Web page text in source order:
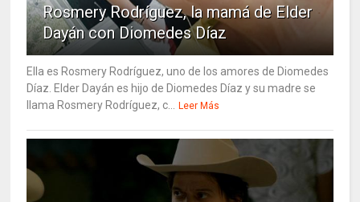
Rosmery Rodríguez, la mamá de Elder
Dayán con Diomedes Díaz
Ella es Rosmery Rodríguez, uno de los amores de Diomedes
Díaz. Elder Dayán es hijo de Diomedes Díaz y su madre se
llama Rosmery Rodríguez, c... Leer Más